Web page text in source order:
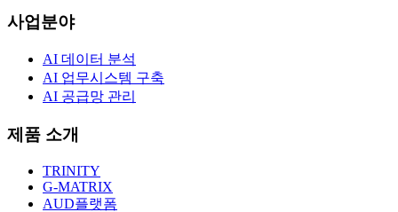
사업분야
AI 데이터 분석
AI 업무시스템 구축
AI 공급망 관리
제품 소개
TRINITY
G-MATRIX
AUD플랫폼